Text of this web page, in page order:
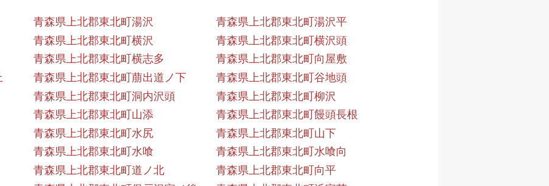
青森県上北郡東北町湯沢
青森県上北郡東北町湯沢平
青森県上北郡東北町横沢
青森県上北郡東北町横沢頭
青森県上北郡東北町横志多
青森県上北郡東北町向屋敷
青森県上北郡東北町萠出道ノ下
青森県上北郡東北町谷地頭
青森県上北郡東北町洞内沢頭
青森県上北郡東北町柳沢
青森県上北郡東北町山添
青森県上北郡東北町饅頭長根
青森県上北郡東北町水尻
青森県上北郡東北町山下
青森県上北郡東北町水喰
青森県上北郡東北町水喰向
青森県上北郡東北町道ノ北
青森県上北郡東北町向平